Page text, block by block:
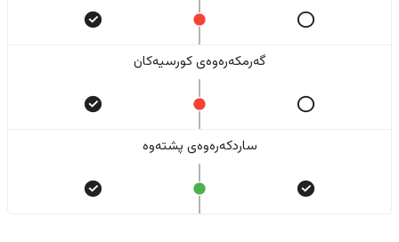
گەرمکەرەوەی کورسیەکان
ساردکەرەوەی پشتەوە